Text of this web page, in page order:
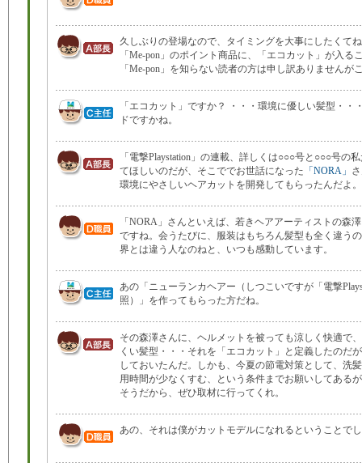
久しぶりの登場なので、タイミングを大事にしたくて
「Me-pon」のポイント商品に、「エコカット」が入る
「Me-pon」を知らない読者の方は申し訳ありませんが
「エコカット」ですか？ ・・・環境に優しい髪型・・
ドですかね。
「電撃Playstation」の連載、詳しくは○○○号と○○○号の
てほしいのだが、そこででお世話になった 「NORA」
環境にやさしいヘアカットを開発してもらったんだよ。
「NORA」さんといえば、若きヘアアーティストの森
ですね。会うたびに、服装はもちろん髪型も全く違う
界とは違う人なのねと、いつも感動しています。
あの「ニューランカヘアー（しつこいですが「電撃
照）」を作ってもらった方だね。
その森澤さんに、ヘルメットを被っても涼しく快適で
くい髪型・・・それを「エコカット」と定義したのだ
しておいたんだ。しかも、今夏の節電対策として、洗
用時間が少なくすむ、という条件までお願いしてある
そうだから、ぜひ取材に行ってくれ。
あの、それは僕がカットモデルになれるということで